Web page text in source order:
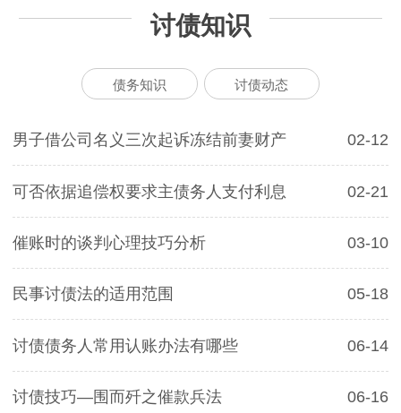
讨债知识
债务知识 讨债动态
男子借公司名义三次起诉冻结前妻财产 02-12
可否依据追偿权要求主债务人支付利息 02-21
催账时的谈判心理技巧分析 03-10
民事讨债法的适用范围 05-18
讨债债务人常用认账办法有哪些 06-14
讨债技巧—围而歼之催款兵法 06-16